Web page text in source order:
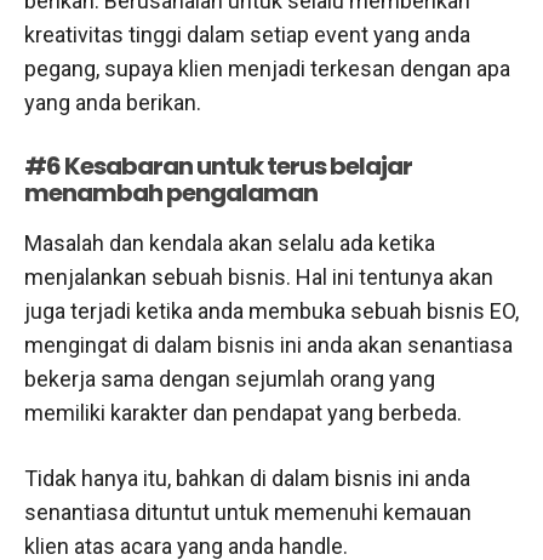
kreativitas tinggi dalam setiap event yang anda
pegang, supaya klien menjadi terkesan dengan apa
yang anda berikan.
#6 Kesabaran untuk terus belajar
menambah pengalaman
Masalah dan kendala akan selalu ada ketika
menjalankan sebuah bisnis. Hal ini tentunya akan
juga terjadi ketika anda membuka sebuah bisnis EO,
mengingat di dalam bisnis ini anda akan senantiasa
bekerja sama dengan sejumlah orang yang
memiliki karakter dan pendapat yang berbeda.
Tidak hanya itu, bahkan di dalam bisnis ini anda
senantiasa dituntut untuk memenuhi kemauan
klien atas acara yang anda handle.